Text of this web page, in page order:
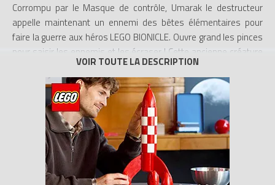
Corrompu par le Masque de contrôle, Umarak le destructeur
appelle maintenant un ennemi des bêtes élémentaires pour
faire la guerre aux héros LEGO BIONICLE. Ouvre grand les pinces
pour saisir les ennemis et les écraser ! Cette ancienne créature
va détruire et corrompre tout sur son passage !
Pince l'ennemi et unis les bêtes contre les Toa ! Préparez-vous
au combat avec Umarak le destructeur, qui comprend une tête
BIONICLE avec un déclencheur pour le masque, une fonction de
déclencheur de masque quand on frappe la mâchoire et des
- Comprend une tête BIONICLE avec un déclencheur de masque,
un Masque de corruption de la bête, une fonction de déclencheur